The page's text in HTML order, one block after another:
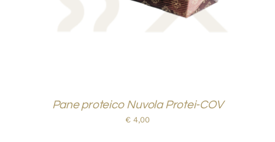
Pane proteico Nuvola Protei-COV
€ 4,00